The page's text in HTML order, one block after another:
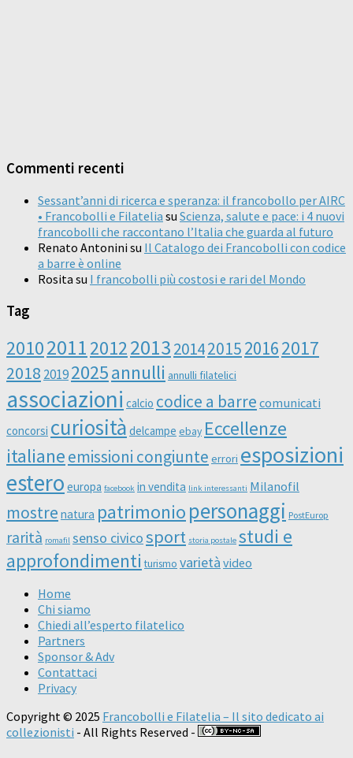
Commenti recenti
Sessant’anni di ricerca e speranza: il francobollo per AIRC
• Francobolli e Filatelia su Scienza, salute e pace: i 4 nuovi
francobolli che raccontano l’Italia che guarda al futuro
Renato Antonini su Il Catalogo dei Francobolli con codice
a barre è online
Rosita su I francobolli più costosi e rari del Mondo
Tag
20102011201220132014201520162017
2018 20192025annulli annulli filatelici
associazioni calcio codice a barre comunicati
concorsi curiosità delcampe ebay Eccellenze
italianeemissioni congiunte errori esposizioni
estero europa facebook in vendita link interessanti Milanofil
mostre natura patrimonio personaggi PostEurop
rarità romafil senso civicosport storia postale studi e
approfondimenti turismo varietà video
Home
Chi siamo
Chiedi all’esperto filatelico
Partners
Sponsor & Adv
Contattaci
Privacy
Copyright © 2025 Francobolli e Filatelia – Il sito dedicato ai
collezionisti - All Rights Reserved -